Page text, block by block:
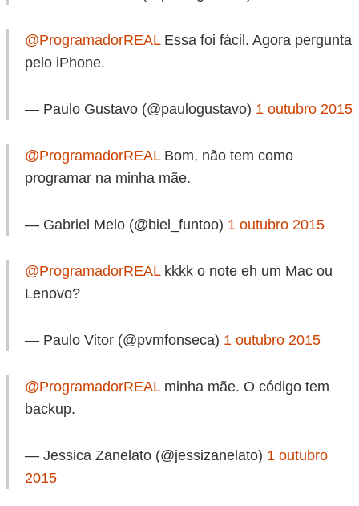
@ProgramadorREALEssa foi fácil. Agora pergunta
pelo iPhone.
— Paulo Gustavo (@paulogustavo) 1 outubro 2015
@ProgramadorREALBom, não tem como
programar na minha mãe.
— Gabriel Melo (@biel_funtoo) 1 outubro 2015
@ProgramadorREALkkkk o note eh um Mac ou
Lenovo?
— Paulo Vitor (@pvmfonseca) 1 outubro 2015
@ProgramadorREALminha mãe. O código tem
backup.
— Jessica Zanelato (@jessizanelato) 1 outubro
2015